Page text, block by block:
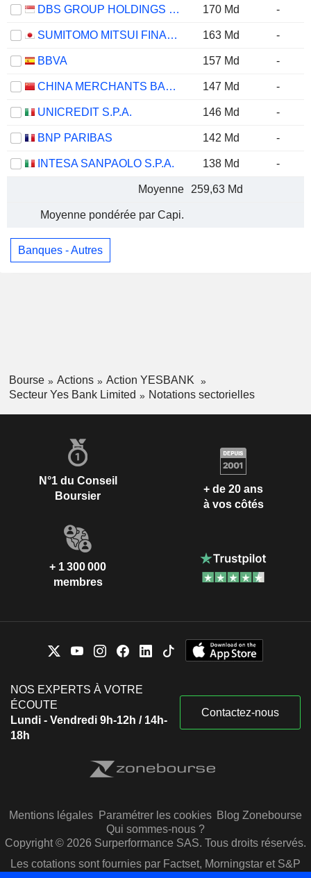
DBS GROUP HOLDINGS LTD 170 Md -
SUMITOMO MITSUI FINANCIAL GROUP, INC. 163 Md -
BBVA 157 Md -
CHINA MERCHANTS BANK CO., LTD. 147 Md -
UNICREDIT S.P.A. 146 Md -
BNP PARIBAS 142 Md -
INTESA SANPAOLO S.P.A. 138 Md -
Moyenne 259,63 Md
Moyenne pondérée par Capi.
Banques - Autres
Bourse Actions
Action YESBANK
Secteur Yes Bank Limited
Notations sectorielles
N°1 du Conseil
Boursier
+ de 20 ans
à vos côtés
+ 1 300 000
membres
NOS EXPERTS À VOTRE
ÉCOUTE
Lundi - Vendredi 9h-12h / 14h-
18h
Contactez-nous
Mentions légales Paramétrer les cookies Blog Zonebourse
Qui sommes-nous ?
Copyright © 2026 Surperformance SAS. Tous droits réservés.
Les cotations sont fournies par Factset, Morningstar et S&P